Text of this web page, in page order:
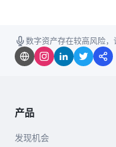
数字资产存在较高风险，
产品
发现机会